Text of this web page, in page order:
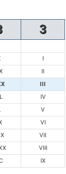
3
I
II
III
IV
V
VI
VII
VIII
IX